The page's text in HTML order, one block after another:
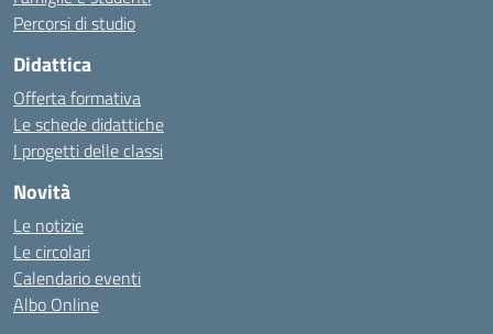
Percorsi di studio
Didattica
Offerta formativa
Le schede didattiche
I progetti delle classi
Novità
Le notizie
Le circolari
Calendario eventi
Albo Online